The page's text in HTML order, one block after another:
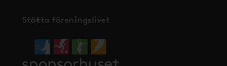
Stötta föreningslivet